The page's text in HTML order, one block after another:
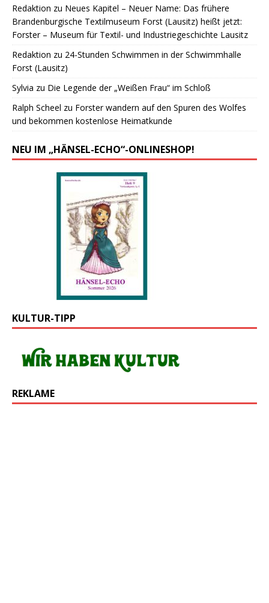
Redaktion zu Neues Kapitel – Neuer Name: Das frühere
Brandenburgische Textilmuseum Forst (Lausitz) heißt jetzt:
Forster – Museum für Textil- und Industriegeschichte Lausitz
Redaktion zu 24-Stunden Schwimmen in der Schwimmhalle
Forst (Lausitz)
Sylvia zu Die Legende der „Weißen Frau“ im Schloß
Ralph Scheel zu Forster wandern auf den Spuren des Wolfes
und bekommen kostenlose Heimatkunde
NEU IM „HÄNSEL-ECHO“-ONLINESHOP!
KULTUR-TIPP
REKLAME